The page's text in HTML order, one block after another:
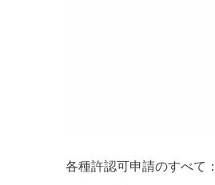
各種許認可申請のすべて